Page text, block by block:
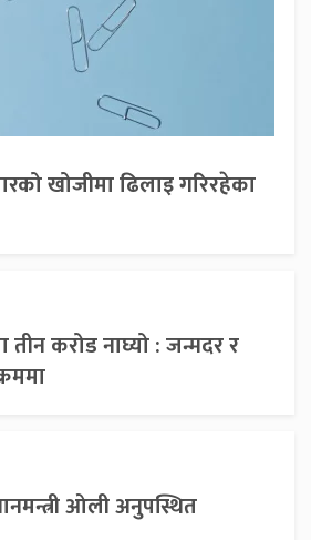
खोजीमा ढिलाइ गरिरहेका
करोड नाघ्यो : जन्मदर र
ओली अनुपस्थित